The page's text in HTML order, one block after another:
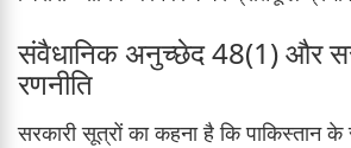
संवैधानिक अनुच्छेद 48(1) और
रणनीति
सरकारी सूत्रों का कहना है कि पाकिस्तान